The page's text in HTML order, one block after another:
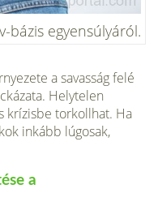
bázis egyensúlyáról.
a savasság felé
Helytelen
krízisbe torkollhat. Ha
inkább lúgosak,
a